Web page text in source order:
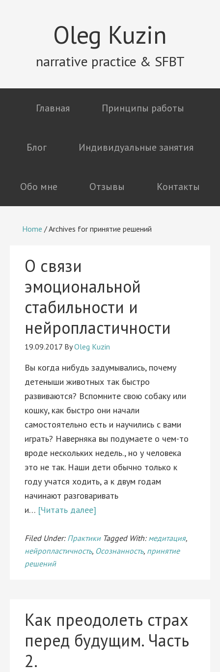
Oleg Kuzin
narrative practice & SFBT
Главная Принципы работы
Блог Индивидуальные занятия
Обо мне Отзывы Контакты
Home /Archives for принятие решений
О связи
эмоциональной
стабильности и
нейропластичности
19.09.2017 ByOleg Kuzin
Вы когда нибудь задумывались, почему
детеныши животных так быстро
развиваются? Вспомните свою собаку или
кошку, как быстро они начали
самостоятельно есть и научились с вами
играть? Наверняка вы подумаете о чем-то
вроде нескольких недель., но у человека
это не так. Наши дети обычно только к
году учатся ходить, а к двум годам
начинают разговаривать
и… [Читать далее]
Filed Under: Практики Tagged With: медитация,
нейропластичность, Осознанность, принятие
решений
Как преодолеть страх
перед будущим. Часть
2.